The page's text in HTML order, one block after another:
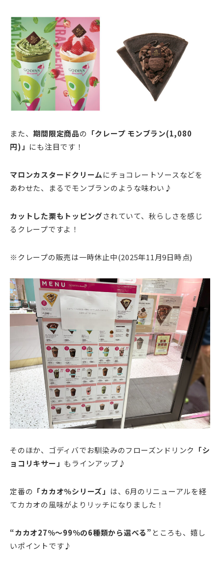
また、 期間限定商品の 「クレープ モンブラン(1,080
円)」 にも注目です！
マロンカスタードクリームにチョコレートソースなどを
あわせた、まるでモンブランのような味わい♪
カットした栗もトッピングされていて、秋らしさを感じ
るクレープですよ！
※クレープの販売は一時休止中(2025年11月9日時点)
そのほか、ゴディバでお馴染みのフローズンドリンク 「シ
ョコリキサー」 もラインアップ♪
定番の 「カカオ％シリーズ」 は、6月のリニューアルを経
てカカオの風味がよりリッチになりました！
“カカオ27％～99％の6種類から選べる” ところも、嬉し
いポイントです♪